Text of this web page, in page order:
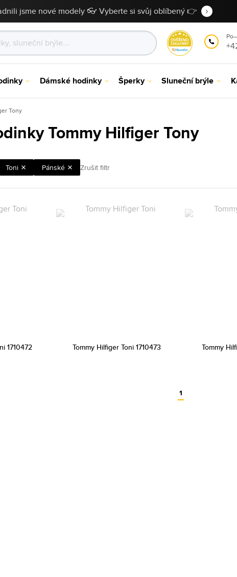
jsme nové modely 👓 Vyberte si svůj oblíbený 👉
Dámské hodinky Šperky Sluneční brýle
Tony
Tommy Hilfiger Tony
Toni Pánské Zrušit filtr
1710472 Tommy Hilfiger Toni 1710473 Tommy
1